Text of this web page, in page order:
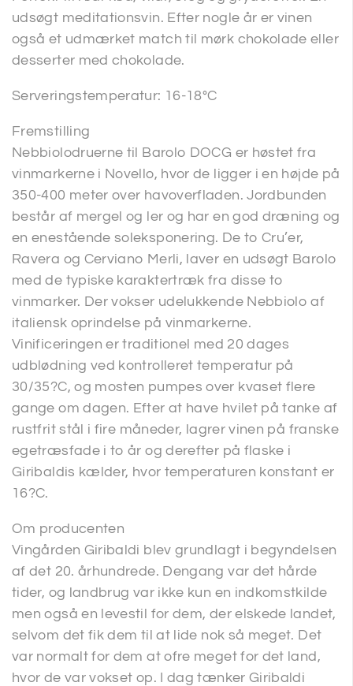
udsøgt meditationsvin. Efter nogle år er vinen
også et udmærket match til mørk chokolade eller
desserter med chokolade.
Serveringstemperatur: 16-18°C
Fremstilling
Nebbiolodruerne til Barolo DOCG er høstet fra
vinmarkerne i Novello, hvor de ligger i en højde på
350-400 meter over havoverfladen. Jordbunden
består af mergel og ler og har en god dræning og
en enestående soleksponering. De to Cru’er,
Ravera og Cerviano Merli, laver en udsøgt Barolo
med de typiske karaktertræk fra disse to
vinmarker. Der vokser udelukkende Nebbiolo af
italiensk oprindelse på vinmarkerne.
Vinificeringen er traditionel med 20 dages
udblødning ved kontrolleret temperatur på
30/35?C, og mosten pumpes over kvaset flere
gange om dagen. Efter at have hvilet på tanke af
rustfrit stål i fire måneder, lagrer vinen på franske
egetræsfade i to år og derefter på flaske i
Giribaldis kælder, hvor temperaturen konstant er
16?C.
Om producenten
Vingården Giribaldi blev grundlagt i begyndelsen
af det 20. århundrede. Dengang var det hårde
tider, og landbrug var ikke kun en indkomstkilde
men også en levestil for dem, der elskede landet,
selvom det fik dem til at lide nok så meget. Det
var normalt for dem at ofre meget for det land,
hvor de var vokset op. I dag tænker Giribaldi